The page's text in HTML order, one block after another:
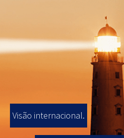
Visão internacional.